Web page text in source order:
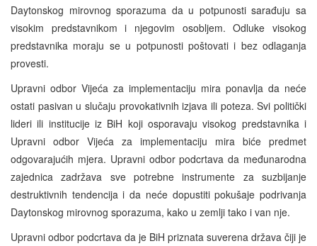
Daytonskog mirovnog sporazuma da u potpunosti sarađuju sa
visokim predstavnikom i njegovim osobljem. Odluke visokog
predstavnika moraju se u potpunosti poštovati i bez odlaganja
provesti.
Upravni odbor Vijeća za implementaciju mira ponavlja da neće
ostati pasivan u slučaju provokativnih izjava ili poteza. Svi politički
lideri ili institucije iz BiH koji osporavaju visokog predstavnika i
Upravni odbor Vijeća za implementaciju mira biće predmet
odgovarajućih mjera. Upravni odbor podcrtava da međunarodna
zajednica zadržava sve potrebne instrumente za suzbijanje
destruktivnih tendencija i da neće dopustiti pokušaje podrivanja
Daytonskog mirovnog sporazuma, kako u zemlji tako i van nje.
Upravni odbor podcrtava da je BiH priznata suverena država čiji je